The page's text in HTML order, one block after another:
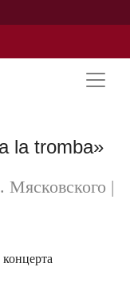
Персоналии
История
la tromba»
|